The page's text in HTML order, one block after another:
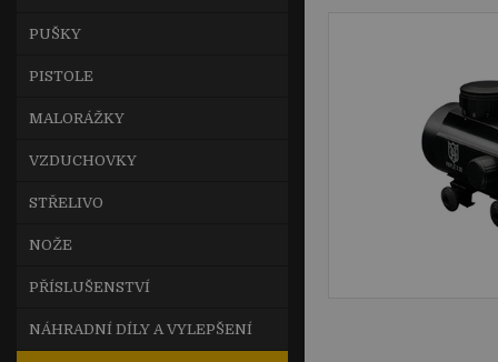
PUŠKY
PISTOLE
MALORÁŽKY
VZDUCHOVKY
STŘELIVO
NOŽE
PŘÍSLUŠENSTVÍ
NÁHRADNÍ DÍLY A VYLEPŠENÍ